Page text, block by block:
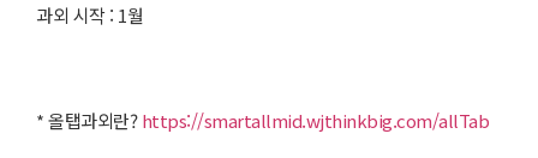
과외 시작 : 1월
* 올탭과외란?https://smartallmid.wjthinkbig.com/allTab